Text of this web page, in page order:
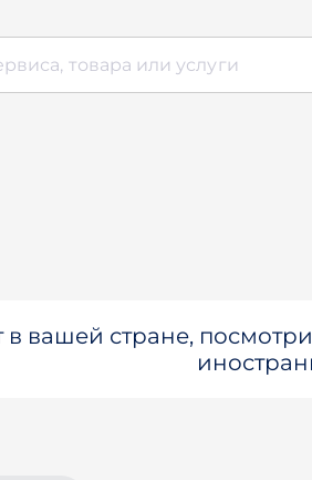
в вашей стране,